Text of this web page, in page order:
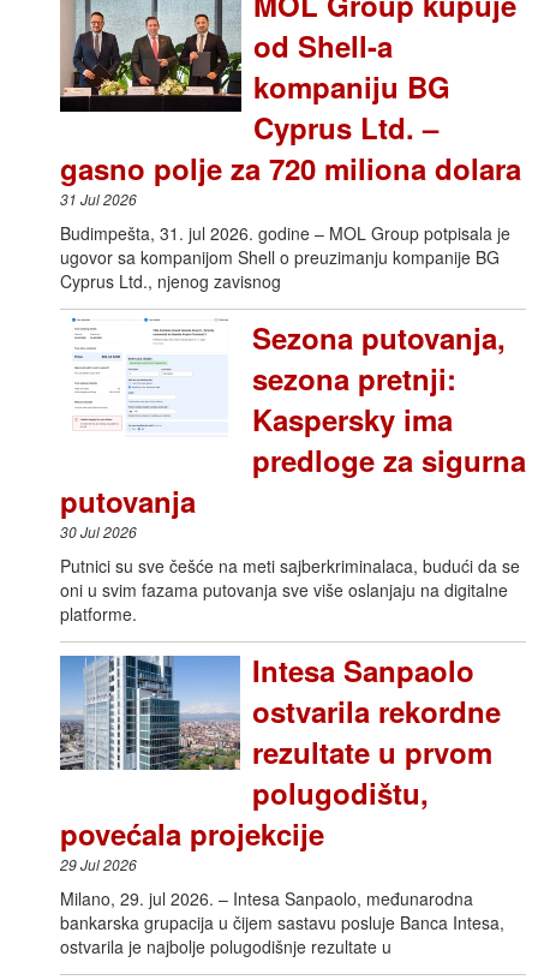
od Shell-a
kompaniju BG
Cyprus Ltd. –
gasno polje za 720 miliona dolara
31 Jul 2026
Budimpešta, 31. jul 2026. godine – MOL Group potpisala je
ugovor sa kompanijom Shell o preuzimanju kompanije BG
Cyprus Ltd., njenog zavisnog
Sezona putovanja,
sezona pretnji:
Kaspersky ima
predloge za sigurna
putovanja
30 Jul 2026
Putnici su sve češće na meti sajberkriminalaca, budući da se
oni u svim fazama putovanja sve više oslanjaju na digitalne
platforme.
Intesa Sanpaolo
ostvarila rekordne
rezultate u prvom
polugodištu,
povećala projekcije
29 Jul 2026
Milano, 29. jul 2026. – Intesa Sanpaolo, međunarodna
bankarska grupacija u čijem sastavu posluje Banca Intesa,
ostvarila je najbolje polugodišnje rezultate u